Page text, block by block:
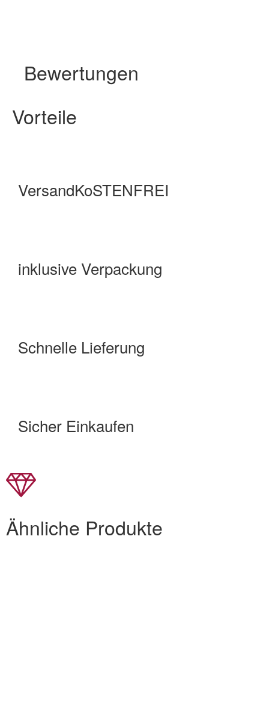
Bewertungen
Vorteile
VersandKoSTENFREI
inklusive Verpackung
Schnelle Lieferung
Sicher Einkaufen
Ähnliche Produkte